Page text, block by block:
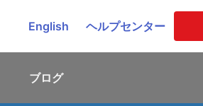
English ヘルプセンター
ブログ